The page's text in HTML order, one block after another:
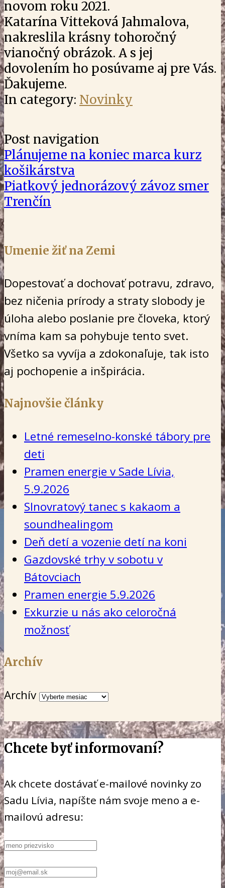
novom roku 2021.
Katarína Vitteková Jahmalova,
nakreslila krásny tohoročný
vianočný obrázok. A s jej
dovolením ho posúvame aj pre Vás.
Ďakujeme.
In category: Novinky
Post navigation
Plánujeme na koniec marca kurz
košikárstva
Piatkový jednorázový závoz smer
Trenčín
Umenie žiť na Zemi
Dopestovať a dochovať potravu, zdravo,
bez ničenia prírody a straty slobody je
úloha alebo poslanie pre človeka, ktorý
vníma kam sa pohybuje tento svet.
Všetko sa vyvíja a zdokonaľuje, tak isto
aj pochopenie a inšpirácia.
Najnovšie články
Letné remeselno-konské tábory pre
deti
Pramen energie v Sade Lívia,
5.9.2026
Slnovratový tanec s kakaom a
soundhealingom
Deň detí a vozenie detí na koni
Gazdovské trhy v sobotu v
Bátovciach
Pramen energie 5.9.2026
Exkurzie u nás ako celoročná
možnosť
Archív
Archív
Chcete byť informovaní?
Ak chcete dostávať e-mailové novinky zo
Sadu Lívia, napíšte nám svoje meno a e-
mailovú adresu: